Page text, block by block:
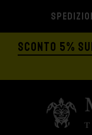
SCONTO 5%